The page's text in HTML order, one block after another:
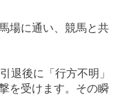
場に通い、競馬と共
退後に「行方不明」
を受けます。その瞬